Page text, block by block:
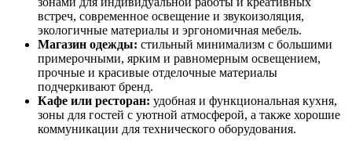
встреч, современное освещение и звукоизоляция,
экологичные материалы и эргономичная мебель.
Магазин одежды: стильный минимализм с большими
примерочными, ярким и равномерным освещением,
прочные и красивые отделочные материалы
подчеркивают бренд.
Кафе или ресторан: удобная и функциональная кухня,
зоны для гостей с уютной атмосферой, а также хорошие
коммуникации для технического оборудования.